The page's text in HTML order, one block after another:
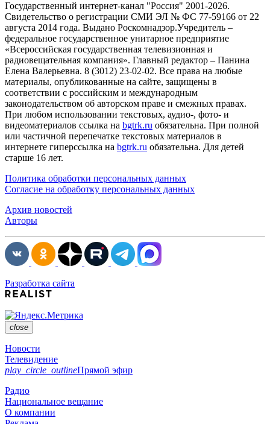
Государственный интернет-канал "Россия" 2001-2026.
Cвидетельство о регистрации СМИ ЭЛ № ФС 77-59166 от 22
августа 2014 года. Выдано Роскомнадзор.Учредитель –
федеральное государственное унитарное предприятие
«Всероссийская государственная телевизионная и
радиовещательная компания». Главный редактор – Панина
Елена Валерьевна. 8 (3012) 23-02-02. Все права на любые
материалы, опубликованные на сайте, защищены в
соответствии с российским и международным
законодательством об авторском праве и смежных правах.
При любом использовании текстовых, аудио-, фото- и
видеоматериалов ссылка на bgtrk.ru обязательна. При полной
или частичной перепечатке текстовых материалов в
интернете гиперссылка на bgtrk.ru обязательна. Для детей
старше 16 лет.
Политика обработки персональных данных
Согласие на обработку персональных данных
Архив новостей
Авторы
Разработка сайта
close
Новости
Телевидение
play_circle_outlineПрямой эфир
Радио
Национальное вещание
О компании